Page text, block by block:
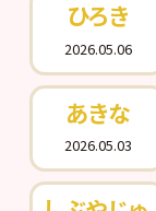
ひろき
2026.05.06
あきな
2026.05.03